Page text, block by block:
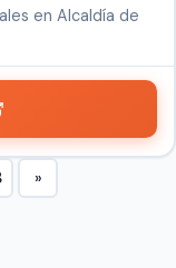
en Alcaldía de
»